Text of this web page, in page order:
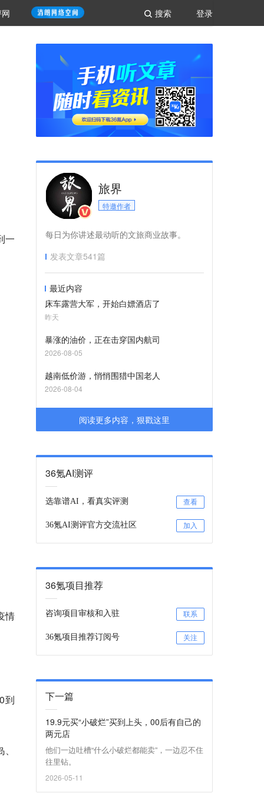
登录
搜索
一
情
到
旅界
特邀作者
每日为你讲述最动听的文旅商业故事。
发表文章541篇
最近内容
床车露营大军，开始白嫖酒店了
昨天
暴涨的油价，正在击穿国内航司
2026-08-05
越南低价游，悄悄围猎中国老人
2026-08-04
阅读更多内容，狠戳这里
36氪AI测评
选靠谱AI，看真实评测 查看
36氪AI测评官方交流社区 加入
36氪项目推荐
咨询项目审核和入驻 联系
36氪项目推荐订阅号 关注
下一篇
19.9元买“小破烂”买到上头，00后有自己的
两元店
他们一边吐槽“什么小破烂都能卖”，一边忍不住
往里钻。
2026-05-11